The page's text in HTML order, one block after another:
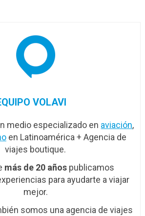
VOLAVI
medio especializado en aviación,
en Latinoamérica + Agencia de
viajes boutique.
más de 20 años publicamos
para ayudarte a viajar
mejor.
somos una agencia de viajes